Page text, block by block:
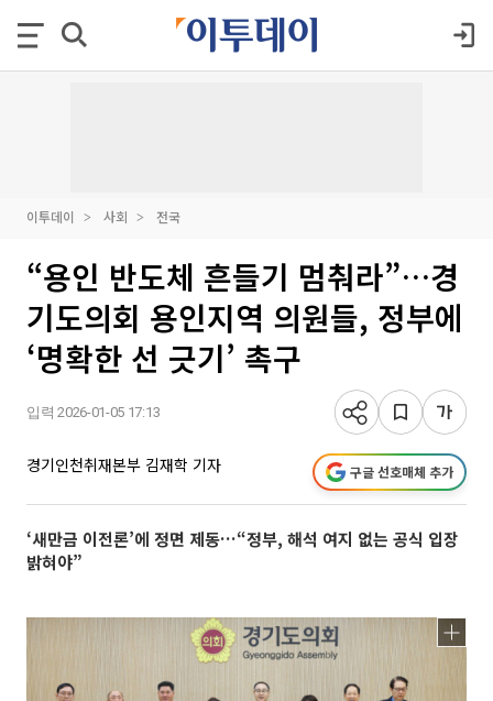
이투데이 사회 전국
“용인 반도체 흔들기 멈춰라”…경
기도의회 용인지역 의원들, 정부에
‘명확한 선 긋기’ 촉구
입력 2026-01-05 17:13
경기인천취재본부 김재학 기자 구글 선호매체 추가
‘새만금 이전론’에 정면 제동…“정부, 해석 여지 없는 공식 입장
밝혀야”